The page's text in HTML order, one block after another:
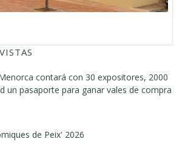
contará con 30 expositores, 2000
un pasaporte para ganar vales de compra
de Peix' 2026